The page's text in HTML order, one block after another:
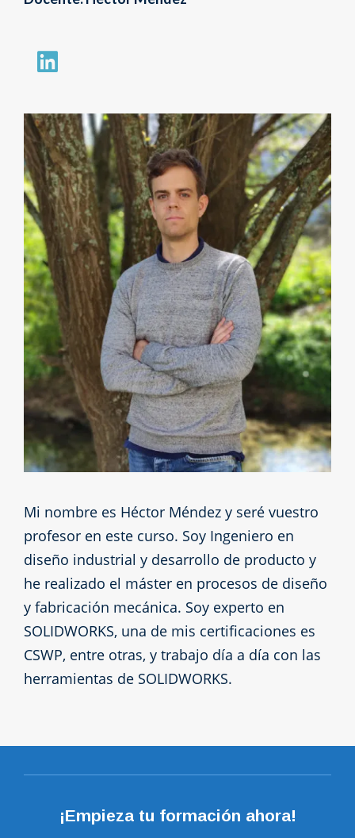
Mi nombre es Héctor Méndez y seré vuestro
profesor en este curso. Soy Ingeniero en
diseño industrial y desarrollo de producto y
he realizado el máster en procesos de diseño
y fabricación mecánica. Soy experto en
SOLIDWORKS, una de mis certificaciones es
CSWP, entre otras, y trabajo día a día con las
herramientas de SOLIDWORKS.
¡Empieza tu formación ahora!